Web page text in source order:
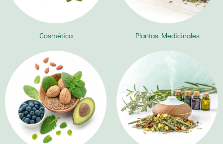
Cosmética Plantas Medicinales